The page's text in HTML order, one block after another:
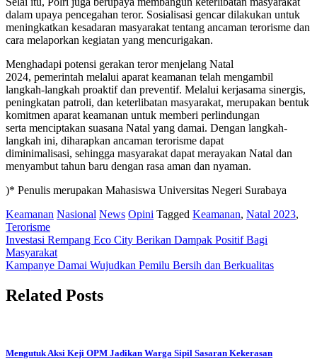
dalam upaya pencegahan teror. Sosialisasi gencar dilakukan untuk
meningkatkan kesadaran masyarakat tentang ancaman terorisme dan
cara melaporkan kegiatan yang mencurigakan.
Menghadapi potensi gerakan teror menjelang Natal
2024, pemerintah melalui aparat keamanan telah mengambil
langkah-langkah proaktif dan preventif. Melalui kerjasama sinergis,
peningkatan patroli, dan keterlibatan masyarakat, merupakan bentuk
komitmen aparat keamanan untuk memberi perlindungan
serta menciptakan suasana Natal yang damai. Dengan langkah-
langkah ini, diharapkan ancaman terorisme dapat
diminimalisasi, sehingga masyarakat dapat merayakan Natal dan
menyambut tahun baru dengan rasa aman dan nyaman.
)* Penulis merupakan Mahasiswa Universitas Negeri Surabaya
Keamanan Nasional News Opini Tagged Keamanan, Natal 2023,
Terorisme
Post
navigation
Investasi Rempang Eco City Berikan Dampak Positif Bagi
Masyarakat
Kampanye Damai Wujudkan Pemilu Bersih dan Berkualitas
Related Posts
Mengutuk Aksi Keji OPM Jadikan Warga Sipil Sasaran Kekerasan